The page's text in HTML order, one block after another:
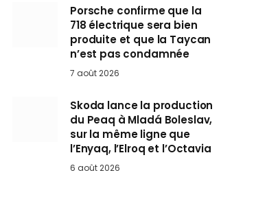
Porsche confirme que la
718 électrique sera bien
produite et que la Taycan
n’est pas condamnée
7 août 2026
Skoda lance la production
du Peaq à Mladá Boleslav,
sur la même ligne que
l’Enyaq, l’Elroq et l’Octavia
6 août 2026